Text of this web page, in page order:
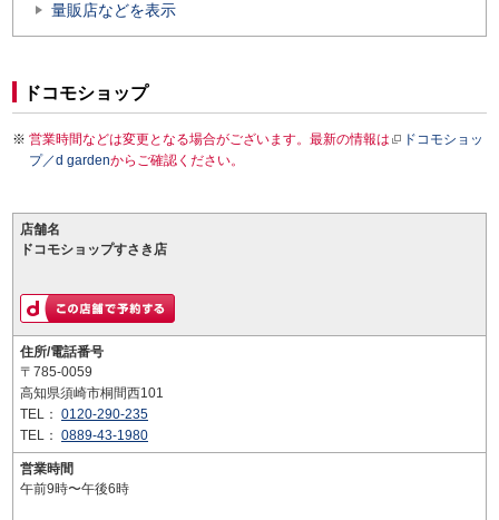
量販店などを表示
ドコモショップ
営業時間などは変更となる場合がございます。最新の情報は
ドコモショッ
プ／d gardenからご確認ください。
店舗名
ドコモショップすさき店
住所/電話番号
〒785-0059
高知県須崎市桐間西101
TEL： 0120-290-235
TEL： 0889-43-1980
営業時間
午前9時〜午後6時